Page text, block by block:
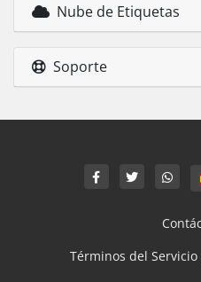
Nube de Etiquetas
Soporte
Términos del